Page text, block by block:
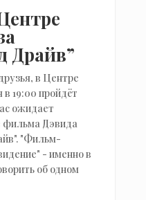
Драйв”
в Центре
в 19:00 пройдёт
ожидает
фильма Дэвида
"Фильм-
- именно в
об одном